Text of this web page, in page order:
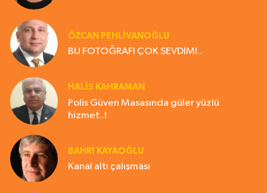
ÖZCAN PEHLİVANOĞLU
BU FOTOĞRAFI ÇOK SEVDİM!..
HALIS KAHRAMAN
Polis Güven Masasında güler yüzlü
hizmet..!
BAHRI KAYAOĞLU
Kanal altı çalışması